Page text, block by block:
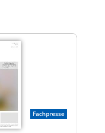
Fachpresse